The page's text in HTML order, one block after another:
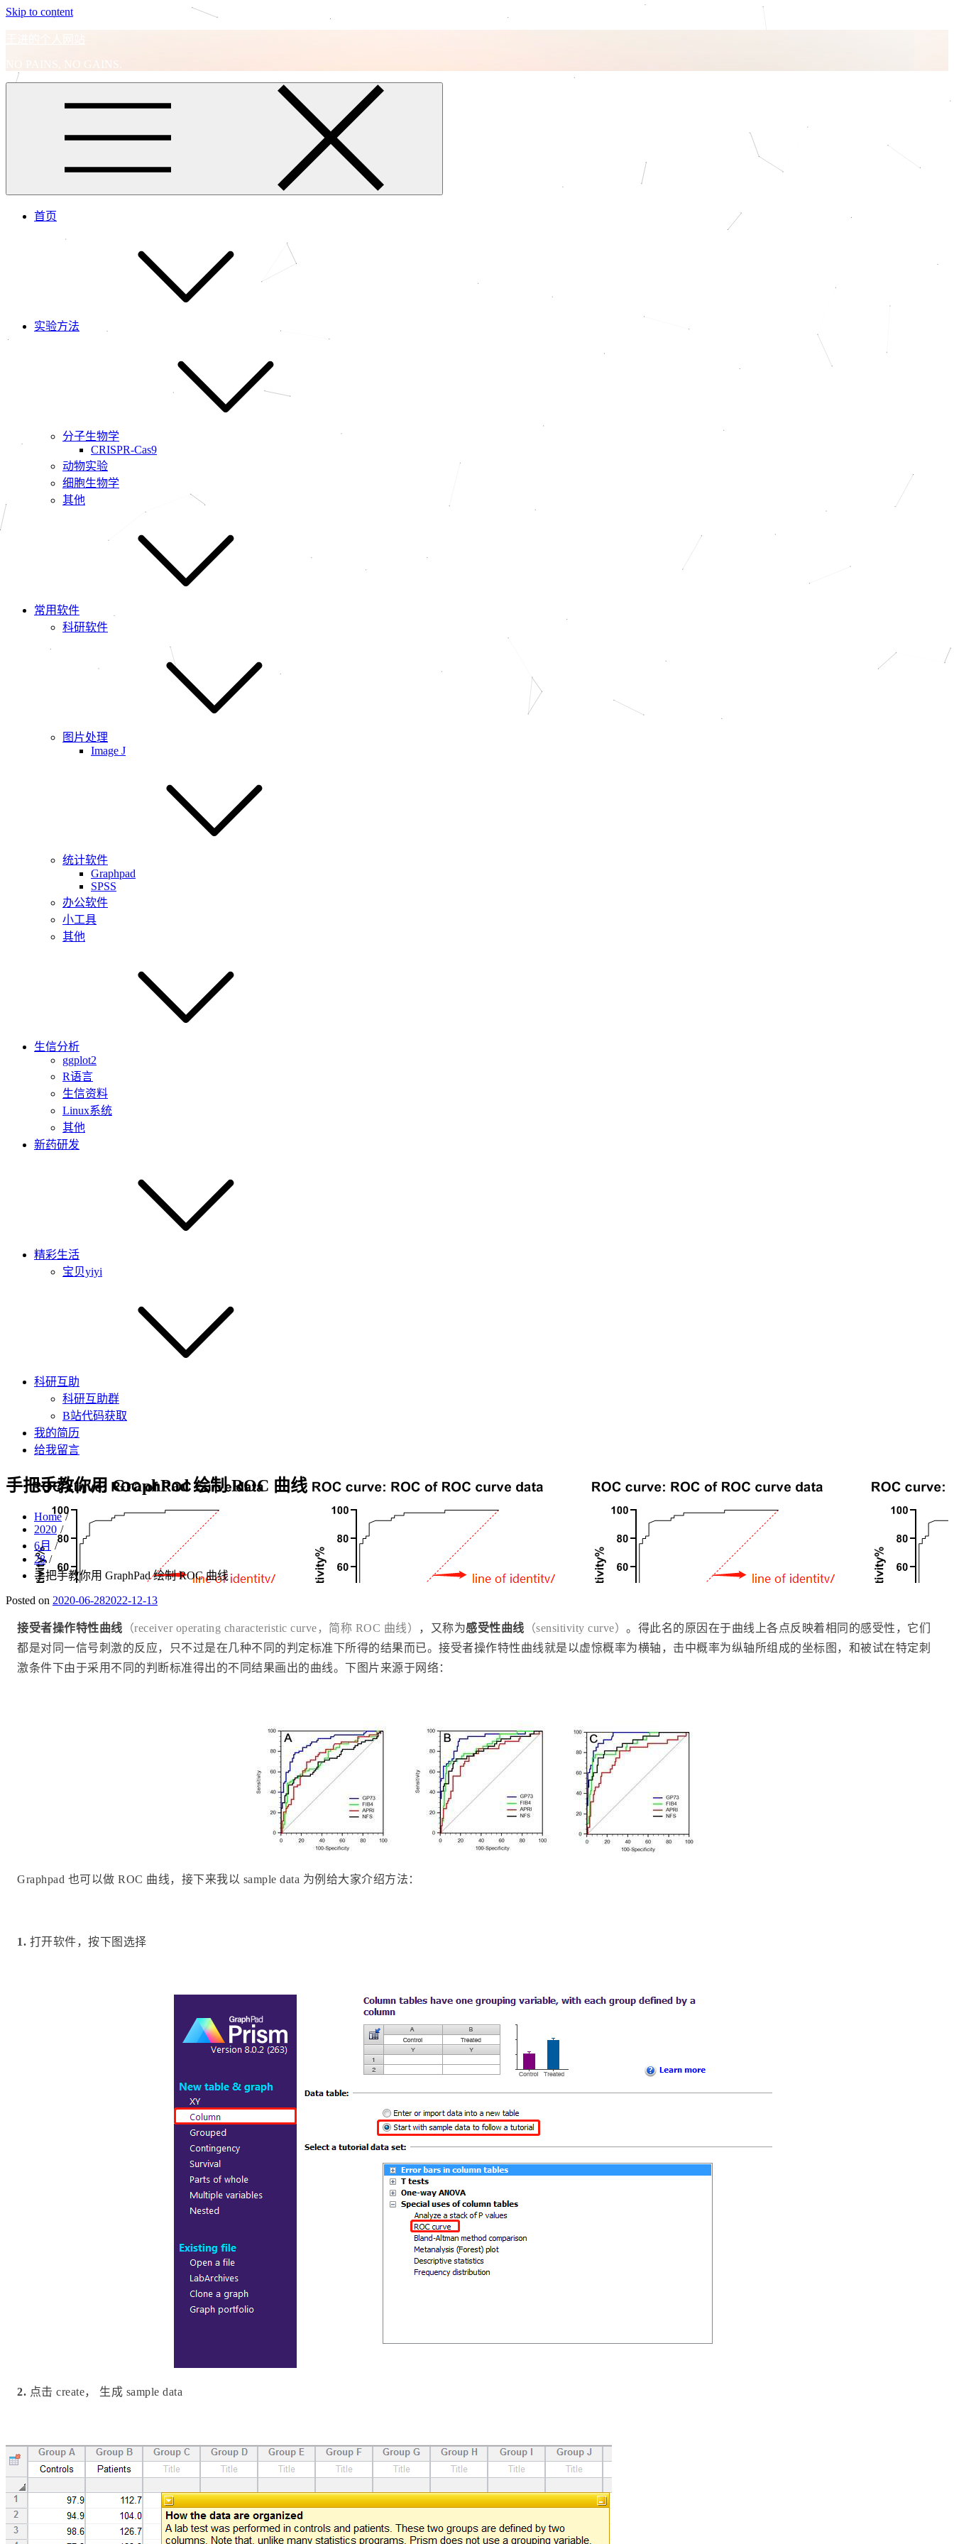
Skip to content
王进的个人网站
NO PAINS, NO GAINS.
首页
实验方法
分子生物学
CRISPR-Cas9
动物实验
细胞生物学
其他
常用软件
科研软件
图片处理
Image J
统计软件
Graphpad
SPSS
办公软件
小工具
其他
生信分析
ggplot2
R语言
生信资料
Linux系统
其他
新药研发
精彩生活
宝贝yiyi
科研互助
科研互助群
B站代码获取
我的简历
给我留言
手把手教你用 GraphPad 绘制 ROC 曲线
Home
2020
6月
28
手把手教你用 GraphPad 绘制 ROC 曲线
Posted on 2020-06-282022-12-13
接受者操作特性曲线 （receiver operating characteristic curve，简称 ROC 曲线） ，又称为感受性曲线 （sensitivity curve） 。得此名的原因在于曲线上各点反映着相同的感受性，它们
都是对同一信号刺激的反应，只不过是在几种不同的判定标准下所得的结果而已。接受者操作特性曲线就是以虚惊概率为横轴，击中概率为纵轴所组成的坐标图，和被试在特定刺
激条件下由于采用不同的判断标准得出的不同结果画出的曲线。下图片来源于网络：
Graphpad 也可以做 ROC 曲线，接下来我以 sample data 为例给大家介绍方法：
1. 打开软件，按下图选择
2. 点击 create， 生成 sample data